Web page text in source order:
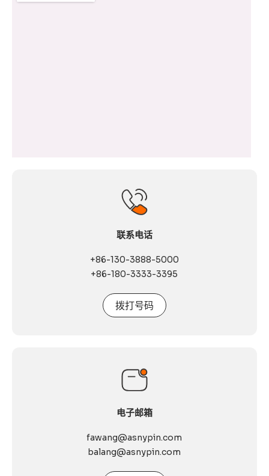
联系电话
+86-130-3888-5000
+86-180-3333-3395
拨打号码
电子邮箱
fawang@asnypin.com
balang@asnypin.com